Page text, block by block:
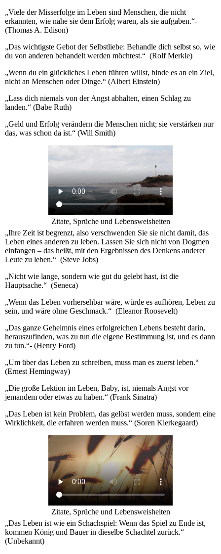
„Viele der Misserfolge im Leben sind Menschen, die nicht
erkannten, wie nahe sie dem Erfolg waren, als sie aufgaben.“-
(Thomas A. Edison)
„Das wichtigste Gebot der Selbstliebe: Behandle dich selbst so, wie
du von anderen behandelt werden möchtest.“ (Rolf Merkle)
„Wenn du ein glückliches Leben führen willst, binde es an ein Ziel,
nicht an Menschen oder Dinge.“ (Albert Einstein)
„Lass dich niemals von der Angst abhalten, einen Schlag zu
landen.“ (Babe Ruth)
„Geld und Erfolg verändern die Menschen nicht; sie verstärken nur
das, was schon da ist.“ (Will Smith)
Zitate, Sprüche und Lebensweisheiten
„Ihre Zeit ist begrenzt, also verschwenden Sie sie nicht damit, das
Leben eines anderen zu leben. Lassen Sie sich nicht von Dogmen
einfangen – das heißt, mit den Ergebnissen des Denkens anderer
Leute zu leben.“ (Steve Jobs)
„Nicht wie lange, sondern wie gut du gelebt hast, ist die
Hauptsache.“ (Seneca)
„Wenn das Leben vorhersehbar wäre, würde es aufhören, Leben zu
sein, und wäre ohne Geschmack.“ (Eleanor Roosevelt)
„Das ganze Geheimnis eines erfolgreichen Lebens besteht darin,
herauszufinden, was zu tun die eigene Bestimmung ist, und es dann
zu tun.“- (Henry Ford)
„Um über das Leben zu schreiben, muss man es zuerst leben.“
(Ernest Hemingway)
„Die große Lektion im Leben, Baby, ist, niemals Angst vor
jemandem oder etwas zu haben.“ (Frank Sinatra)
„Das Leben ist kein Problem, das gelöst werden muss, sondern eine
Wirklichkeit, die erfahren werden muss.“ (Soren Kierkegaard)
Zitate, Sprüche und Lebensweisheiten
„Das Leben ist wie ein Schachspiel: Wenn das Spiel zu Ende ist,
kommen König und Bauer in dieselbe Schachtel zurück.“
(Unbekannt)